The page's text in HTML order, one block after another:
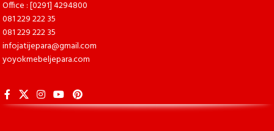
Office : [0291] 4294800
081 229 222 35
081 229 222 35
infojatijepara@gmail.com
yoyokmebeljepara.com